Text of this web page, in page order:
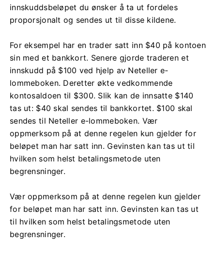
innskuddsbeløpet du ønsker å ta ut fordeles
proporsjonalt og sendes ut til disse kildene.
For eksempel har en trader satt inn $40 på kontoen
sin med et bankkort. Senere gjorde traderen et
innskudd på $100 ved hjelp av Neteller e-
lommeboken. Deretter økte vedkommende
kontosaldoen til $300. Slik kan de innsatte $140
tas ut: $40 skal sendes til bankkortet. $100 skal
sendes til Neteller e-lommeboken. Vær
oppmerksom på at denne regelen kun gjelder for
beløpet man har satt inn. Gevinsten kan tas ut til
hvilken som helst betalingsmetode uten
begrensninger.
Vær oppmerksom på at denne regelen kun gjelder
for beløpet man har satt inn. Gevinsten kan tas ut
til hvilken som helst betalingsmetode uten
begrensninger.